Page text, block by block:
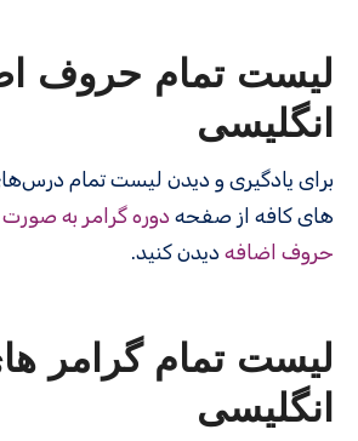
لیست تمام حروف
انگلیسی
برای یادگیری و دیدن لیست تمام
های کافه از صفحه دوره گرامر به
حروف اضافه دیدن کنید.
لیست تمام گرامر
انگلیسی